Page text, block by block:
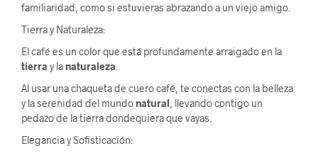
familiaridad, como si estuvieras abrazando a un viejo amigo.
Tierra y Naturaleza:
El café es un color que está profundamente arraigado en la
tierra y la naturaleza
Al usar una chaqueta de cuero café, te conectas con la belleza
y la serenidad del mundo natural , llevando contigo un
pedazo de la tierra dondequiera que vayas.
Elegancia y Sofisticación: